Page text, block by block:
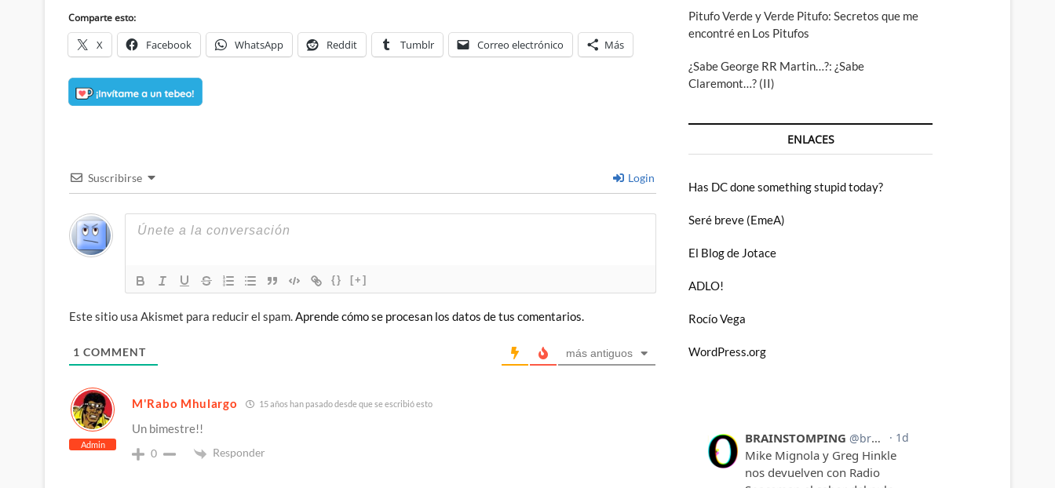
Comparte esto:
X Facebook WhatsApp Reddit Tumblr Correo electrónico Más
Suscribirse Login
{} [+]
Este sitio usa Akismet para reducir el spam.Aprende cómo se procesan los datos de tus comentarios.
1 COMMENT más antiguos
Admin
M'Rabo Mhulargo 15 años han pasado desde que se escribió esto
Un bimestre!!
0 Responder
Pitufo Verde y Verde Pitufo: Secretos que me
encontré en Los Pitufos
¿Sabe George RR Martin…?: ¿Sabe
Claremont…? (II)
ENLACES
Has DC done something stupid today?
Seré breve (EmeA)
El Blog de Jotace
ADLO!
Rocío Vega
WordPress.org